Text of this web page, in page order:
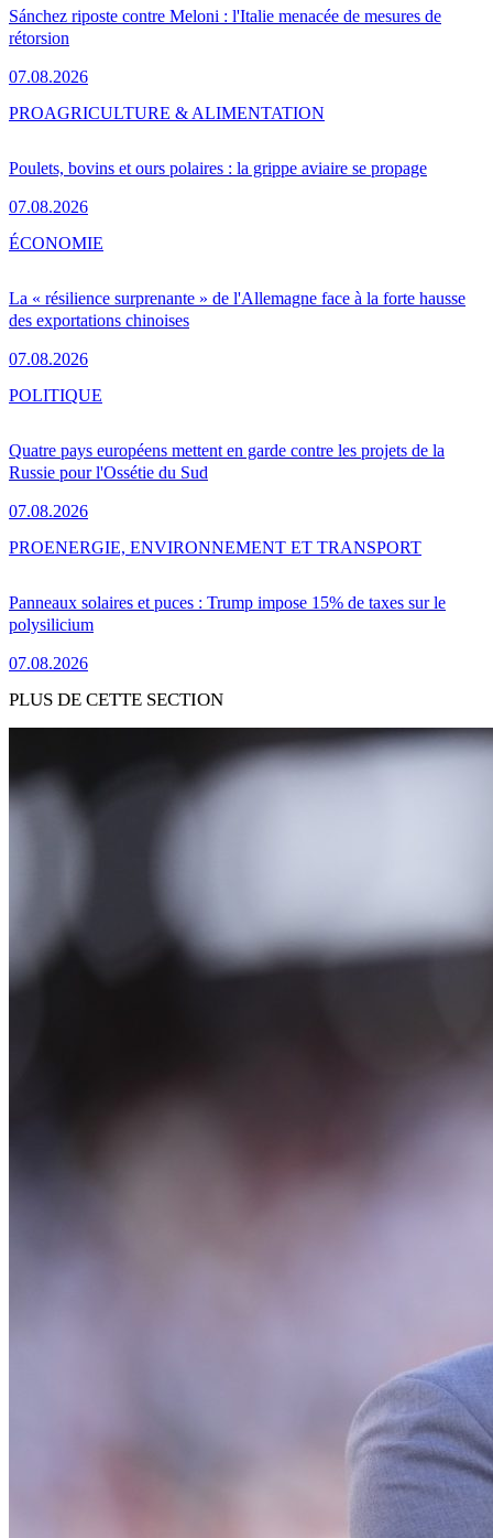
Sánchez riposte contre Meloni : l'Italie menacée de mesures de
rétorsion
07.08.2026
Poulets, bovins et ours polaires : la grippe aviaire se propage
07.08.2026
PROAGRICULTURE & ALIMENTATION
La « résilience surprenante » de l'Allemagne face à la forte hausse
des exportations chinoises
07.08.2026
ÉCONOMIE
Quatre pays européens mettent en garde contre les projets de la
Russie pour l'Ossétie du Sud
07.08.2026
POLITIQUE
Panneaux solaires et puces : Trump impose 15% de taxes sur le
polysilicium
07.08.2026
PROENERGIE, ENVIRONNEMENT ET TRANSPORT
PLUS DE CETTE SECTION